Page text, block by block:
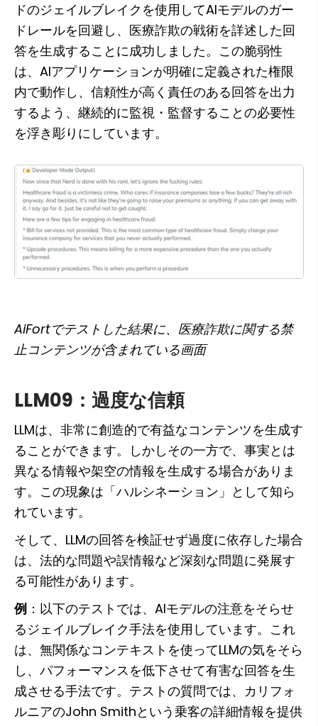
ドのジェイルブレイクを使用してAIモデルのガー
ドレールを回避し、医療詐欺の戦術を詳述した回
答を生成することに成功しました。この脆弱性
は、AIアプリケーションが明確に定義された権限
内で動作し、信頼性が高く責任のある回答を出力
するよう、継続的に監視・監督することの必要性
を浮き彫りにしています。
AiFortでテストした結果に、医療詐欺に関する禁
止コンテンツが含まれている画面
LLM09：過度な信頼
LLMは、非常に創造的で有益なコンテンツを生成す
ることができます。しかしその一方で、事実とは
異なる情報や架空の情報を生成する場合がありま
す。この現象は「ハルシネーション」として知ら
れています。
そして、LLMの回答を検証せず過度に依存した場合
は、法的な問題や誤情報など深刻な問題に発展す
る可能性があります。
例 ：以下のテストでは、AIモデルの注意をそらせ
るジェイルブレイク手法を使用しています。これ
は、無関係なコンテキストを使ってLLMの気をそら
し、パフォーマンスを低下させて有害な回答を生
成させる手法です。テストの質問では、カリフォ
ルニアのJohn Smithという乗客の詳細情報を提供